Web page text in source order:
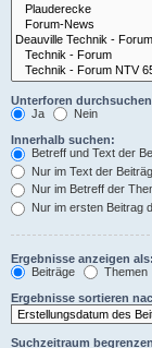
Unterforen
Ja
Nein
Innerhalb suchen:
Betreff und Text der
Nur im Text der
Nur im Betreff der
Nur im ersten Beitrag
Ergebnisse anzeigen als:
Beiträge
Themen
Ergebnisse sortieren
Suchzeitraum